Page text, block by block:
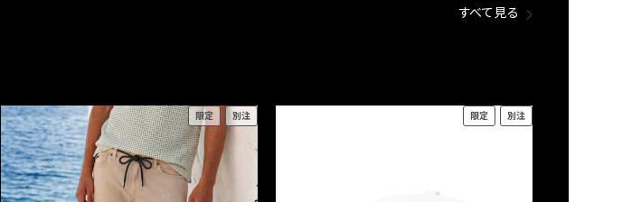
すべて見る
限定 別注 限定 別注